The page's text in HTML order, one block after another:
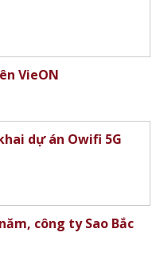
VieON
dự án Owifi 5G
công ty Sao Bắc